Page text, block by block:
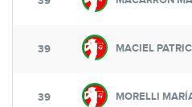
39 MACIEL
39 MORELLI